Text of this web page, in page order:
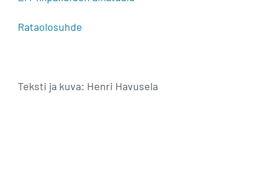
Rataolosuhde
Teksti ja kuva: Henri Havusela